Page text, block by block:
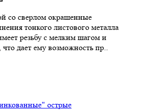
со сверлом окрашенные
тонкого листового металла
резьбу с мелким шагом и
дает ему возможность пр..